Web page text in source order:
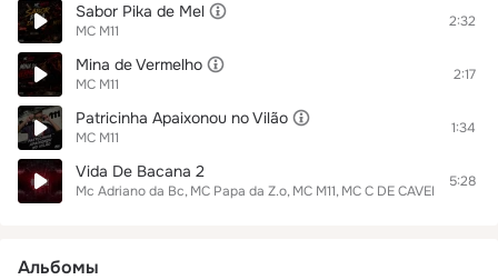
Sabor Pika de Mel
MC M11
2:32
Mina de Vermelho
MC M11
2:17
Patricinha Apaixonou no Vilão
MC M11
1:34
Vida De Bacana 2
Mc Adriano da Bc MC Papa da Z.o MC M11 MC C DE CAVEIRA MC
5:28
Альбомы